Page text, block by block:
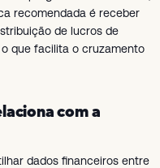
recomendada é receber
de lucros de
que facilita o cruzamento
com a
dados financeiros entre